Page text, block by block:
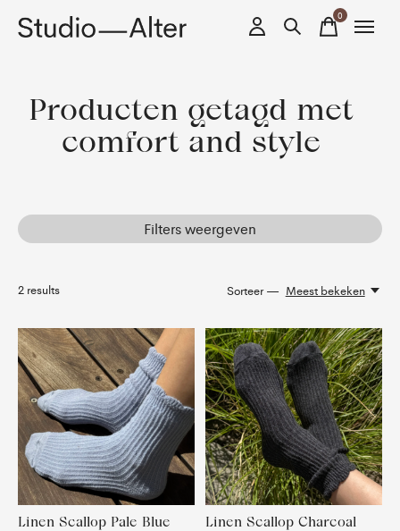
0items
Producten getagd met
comfort and style
Filters weergeven
2 results Sorteer — Meest bekeken
Linen Scallop Pale Blue
Linen Scallop Charcoal